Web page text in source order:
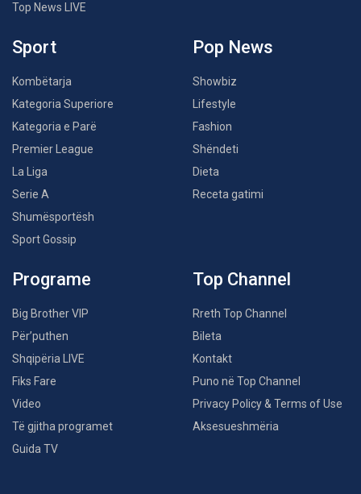
Top News LIVE
Sport
Kombëtarja
Kategoria Superiore
Kategoria e Parë
Premier League
La Liga
Serie A
Shumësportësh
Sport Gossip
Pop News
Showbiz
Lifestyle
Fashion
Shëndeti
Dieta
Receta gatimi
Programe
Big Brother VIP
Për’puthen
Shqipëria LIVE
Fiks Fare
Video
Të gjitha programet
Guida TV
Top Channel
Rreth Top Channel
Bileta
Kontakt
Puno në Top Channel
Privacy Policy & Terms of Use
Aksesueshmëria